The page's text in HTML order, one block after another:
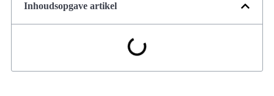
Inhoudsopgave artikel